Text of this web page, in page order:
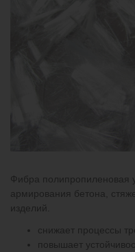
Фибра полипропиленовая
армирования бетона,
изделий.
снижает процессы
повышает